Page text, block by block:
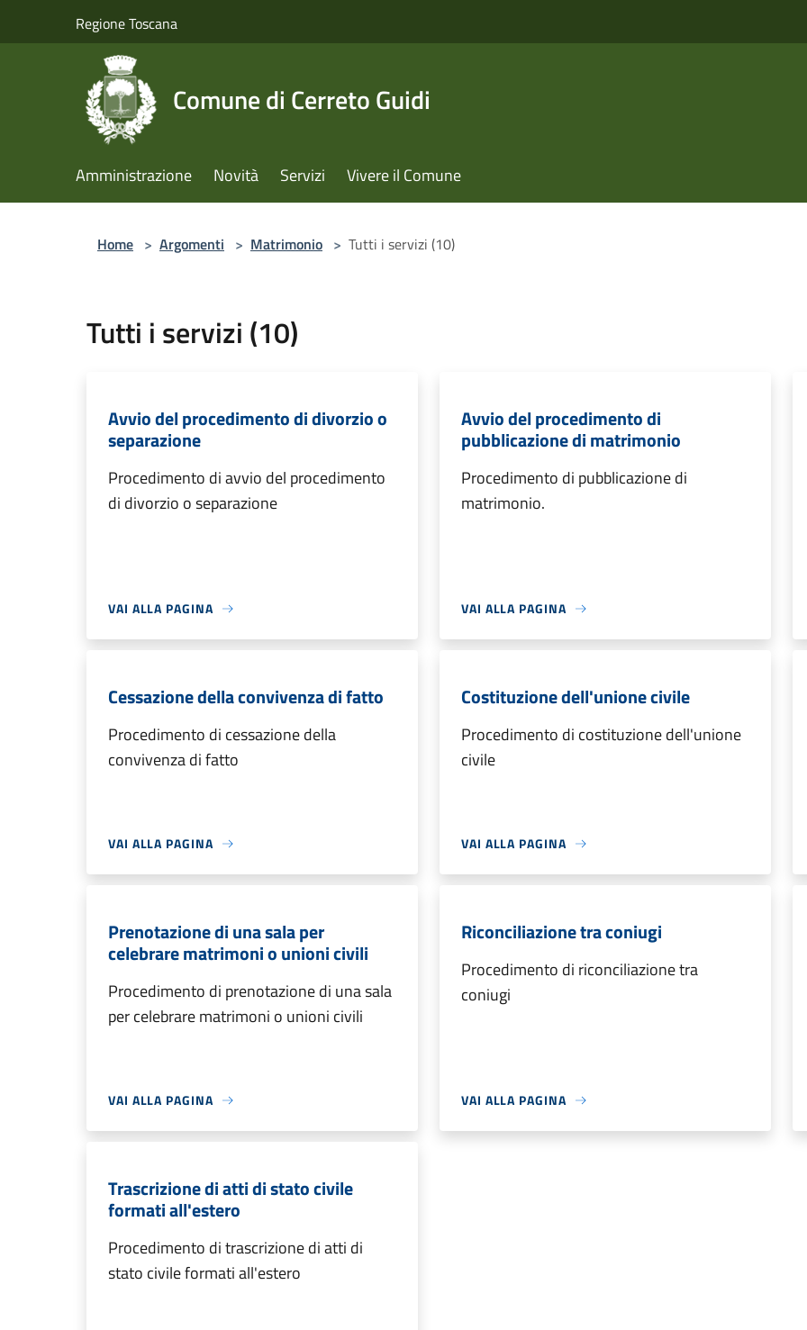
Regione Toscana
Comune di Cerreto Guidi
Amministrazione Novità Servizi Vivere il Comune
Home > Argomenti > Matrimonio > Tutti i servizi (10)
Tutti i servizi (10)
Avvio del procedimento di divorzio o
separazione
Procedimento di avvio del procedimento
di divorzio o separazione
VAI ALLA PAGINA
Avvio del procedimento di
pubblicazione di matrimonio
Procedimento di pubblicazione di
matrimonio.
VAI ALLA PAGINA
Cessazione della convivenza di fatto
Procedimento di cessazione della
convivenza di fatto
VAI ALLA PAGINA
Costituzione dell'unione civile
Procedimento di costituzione dell'unione
civile
VAI ALLA PAGINA
Prenotazione di una sala per
celebrare matrimoni o unioni civili
Procedimento di prenotazione di una sala
per celebrare matrimoni o unioni civili
VAI ALLA PAGINA
Riconciliazione tra coniugi
Procedimento di riconciliazione tra
coniugi
VAI ALLA PAGINA
Trascrizione di atti di stato civile
formati all'estero
Procedimento di trascrizione di atti di
stato civile formati all'estero